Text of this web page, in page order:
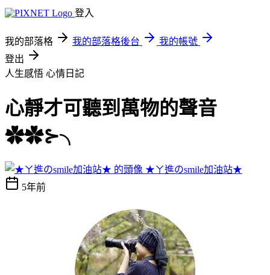
登入
我的部落格 我的部落格後台
我的帳號
登出
人生感悟 心情日記
心靜才可聽到萬物的聲音
✿✿⊱╮
★ㄚ進のsmile加油站★
5年前